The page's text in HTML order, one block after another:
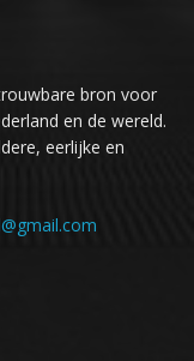
bron voor
en de wereld.
eerlijke en